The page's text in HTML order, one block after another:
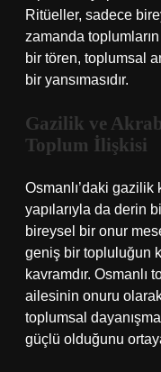
Ritüeller, sadece
zamanda
bir tören, toplumsal
bir yansımasıdır.
Gazilik ve
Toplum İlişkisi
Osmanlı’daki gazilik
yapılarıyla da derin
bireysel bir onur
geniş bir topluluğun
kavramdır. Osmanlı
ailesinin onuru
toplumsal
güçlü olduğunu